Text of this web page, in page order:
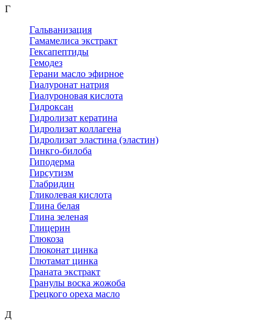
Г
Гальванизация
Гамамелиса экстракт
Гексапептиды
Гемодез
Герани масло эфирное
Гиалуронат натрия
Гиалуроновая кислота
Гидроксан
Гидролизат кератина
Гидролизат коллагена
Гидролизат эластина (эластин)
Гинкго-билоба
Гиподерма
Гирсутизм
Глабридин
Гликолевая кислота
Глина белая
Глина зеленая
Глицерин
Глюкоза
Глюконат цинка
Глютамат цинка
Граната экстракт
Гранулы воска жожоба
Грецкого ореха масло
Д